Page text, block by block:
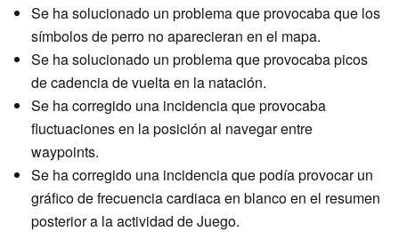
Se ha solucionado un problema que provocaba que los
símbolos de perro no aparecieran en el mapa.
Se ha solucionado un problema que provocaba picos
de cadencia de vuelta en la natación.
Se ha corregido una incidencia que provocaba
fluctuaciones en la posición al navegar entre
waypoints.
Se ha corregido una incidencia que podía provocar un
gráfico de frecuencia cardiaca en blanco en el resumen
posterior a la actividad de Juego.